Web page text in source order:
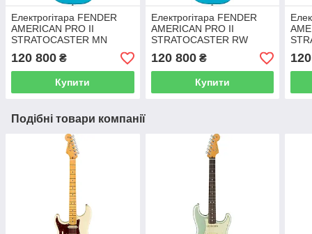
Електрогітара FENDER
AMERICAN PRO II
STRATOCASTER MN
MIAMI BLUE
120 800 ₴
Купити
Електрогітара FENDER
AMERICAN PRO II
STRATOCASTER RW
MIAMI BLUE
120 800₴
Купити
Подібні товари компанії